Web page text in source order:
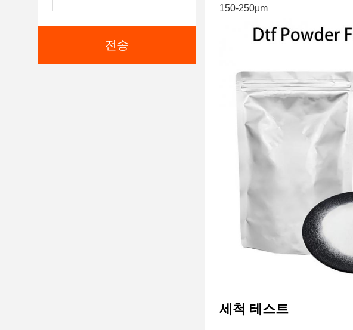
전송
150-250μm
세척 테스트